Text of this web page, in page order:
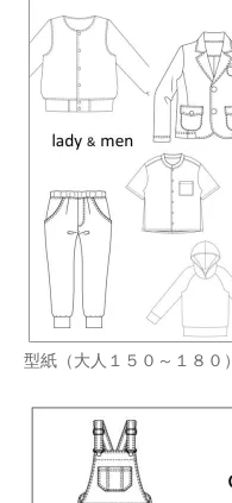
型紙（大人１５０～１８０）